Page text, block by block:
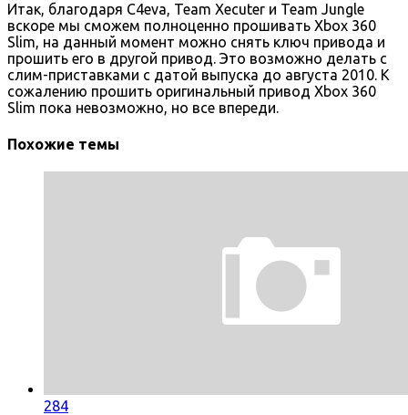
Итак, благодаря C4eva, Team Xecuter и Team Jungle
вскоре мы сможем полноценно прошивать Xbox 360
Slim, на данный момент можно снять ключ привода и
прошить его в другой привод. Это возможно делать с
слим-приставками с датой выпуска до августа 2010. К
сожалению прошить оригинальный привод Xbox 360
Slim пока невозможно, но все впереди.
Похожие темы
284